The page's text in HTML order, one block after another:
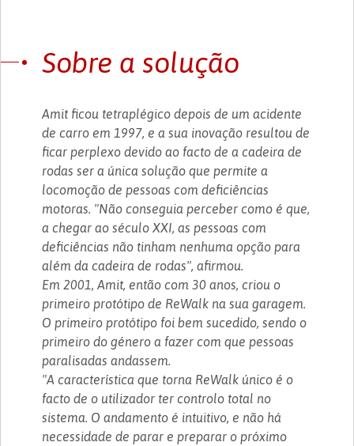
Sobre a solução
Amit ficou tetraplégico depois de um acidente
de carro em 1997, e a sua inovação resultou de
ficar perplexo devido ao facto de a cadeira de
rodas ser a única solução que permite a
locomoção de pessoas com deficiências
motoras. "Não conseguia perceber como é que,
a chegar ao século XXI, as pessoas com
deficiências não tinham nenhuma opção para
além da cadeira de rodas", afirmou.
Em 2001, Amit, então com 30 anos, criou o
primeiro protótipo de ReWalk na sua garagem.
O primeiro protótipo foi bem sucedido, sendo o
primeiro do género a fazer com que pessoas
paralisadas andassem.
"A característica que torna ReWalk único é o
facto de o utilizador ter controlo total no
sistema. O andamento é intuitivo, e não há
necessidade de parar e preparar o próximo